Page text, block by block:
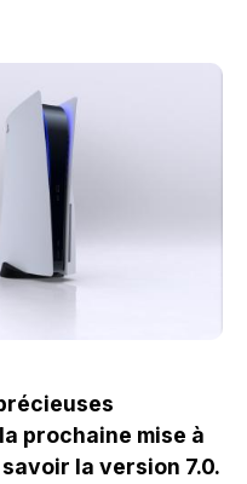
prochaine mise à
la version 7.0.